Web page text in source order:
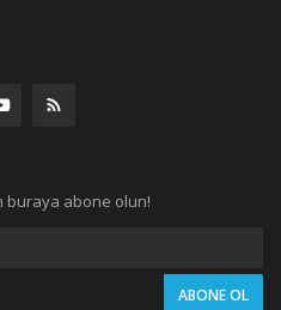
buraya abone olun!